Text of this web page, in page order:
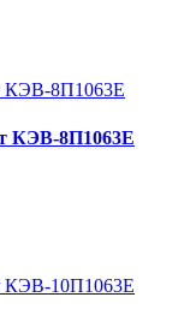
КЭВ-8П1063E